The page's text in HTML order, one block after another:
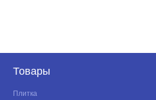
Товары
Плитка